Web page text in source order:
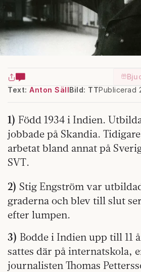
Text: Anton Säll Publicerad
Bild: TT
1) Född 1934 i Indien.
jobbade på Skandia.
arbetat bland annat på
SVT.
2) Stig Engström var
graderna och blev till slut
efter lumpen.
3) Bodde i Indien upp till 11
sattes där på internatskola,
journalisten Thomas